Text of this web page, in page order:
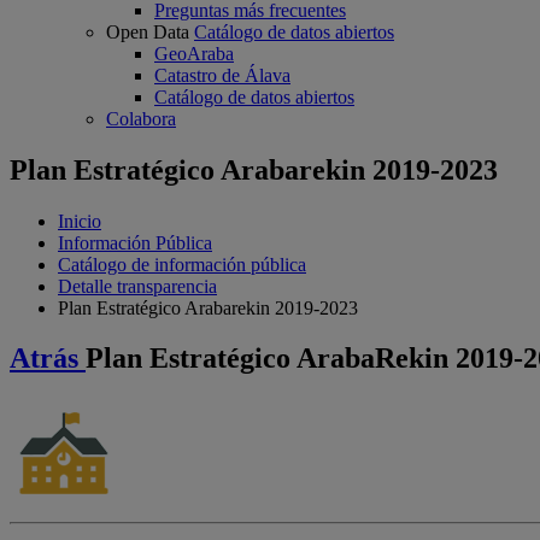
Preguntas más frecuentes
Open Data Catálogo de datos abiertos
GeoAraba
Catastro de Álava
Catálogo de datos abiertos
Colabora
Plan Estratégico Arabarekin 2019-2023
Inicio
Información Pública
Catálogo de información pública
Detalle transparencia
Plan Estratégico Arabarekin 2019-2023
Atrás Plan Estratégico ArabaRekin 2019-